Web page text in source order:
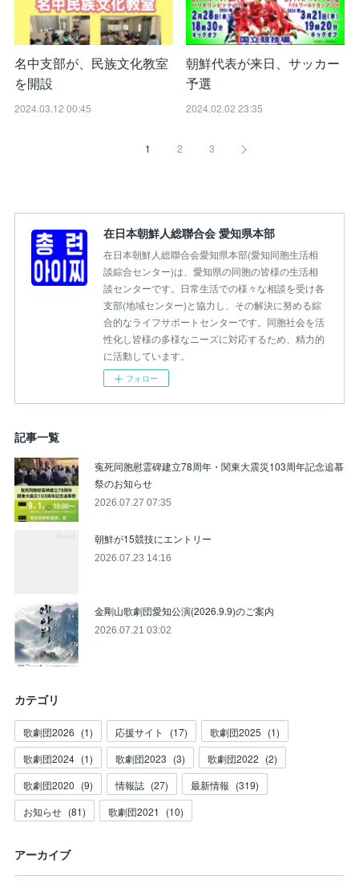
名中支部が、民族文化教室
を開設
2024.03.12 00:45
朝鮮代表が来日、サッカー
予選
2024.02.02 23:35
1 2 3
在日本朝鮮人総聯合会 愛知県本部
在日本朝鮮人総聯合会愛知県本部(愛知同胞生活相
談綜合センター)は、愛知県の同胞の皆様の生活相
談センターです。日常生活での様々な相談を受け各
支部(地域センター)と協力し、その解決に努める綜
合的なライフサポートセンターです。同胞社会を活
性化し皆様の多様なニーズに対応するため、精力的
に活動しています。
フォロー
記事一覧
寃死同胞慰霊碑建立78周年・関東大震災103周年記念追慕
祭のお知らせ
2026.07.27 07:35
朝鮮が15競技にエントリー
2026.07.23 14:16
金剛山歌劇団愛知公演(2026.9.9)のご案内
2026.07.21 03:02
カテゴリ
歌劇団2026 (1) 応援サイト (17) 歌劇団2025 (1)
歌劇団2024 (1) 歌劇団2023 (3) 歌劇団2022 (2)
歌劇団2020 (9) 情報誌 (27) 最新情報 (319)
お知らせ (81) 歌劇団2021 (10)
アーカイブ